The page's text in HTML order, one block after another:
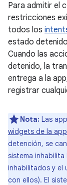
Para admitir el
restricciones
todos los
estado
Cuando las
detenido, la
entrega a la
registrar
Nota: Las
widgets de la app
detención, se
sistema
inhabilitados y el
con ellos). El